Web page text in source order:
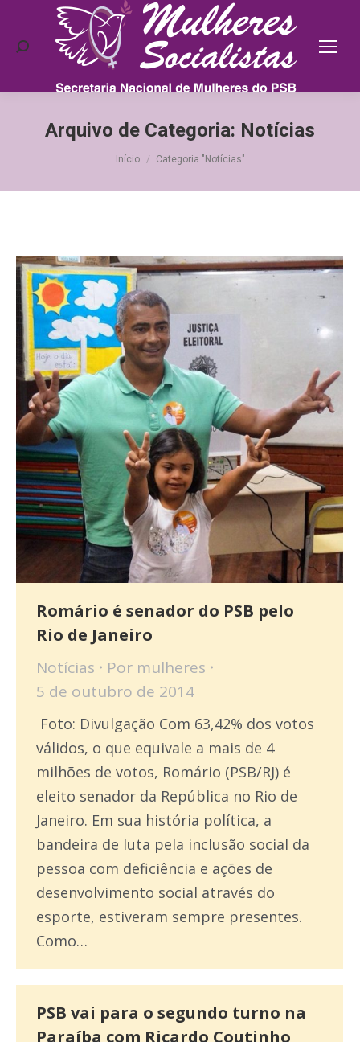
Search:
Arquivo de Categoria: Notícias
Você está aqui:
Início Categoria "Notícias"
Romário é senador do PSB pelo
Rio de Janeiro
Notícias Por mulheres
5 de outubro de 2014
Foto: Divulgação Com 63,42% dos votos
válidos, o que equivale a mais de 4
milhões de votos, Romário (PSB/RJ) é
eleito senador da República no Rio de
Janeiro. Em sua história política, a
bandeira de luta pela inclusão social da
pessoa com deficiência e ações de
desenvolvimento social através do
esporte, estiveram sempre presentes.
Como…
PSB vai para o segundo turno na
Paraíba com Ricardo Coutinho